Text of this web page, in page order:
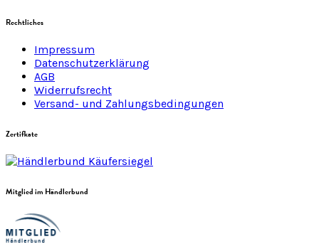
Rechtliches
Impressum
Datenschutzerklärung
AGB
Widerrufsrecht
Versand- und Zahlungsbedingungen
Zertifkate
Mitglied im Händlerbund